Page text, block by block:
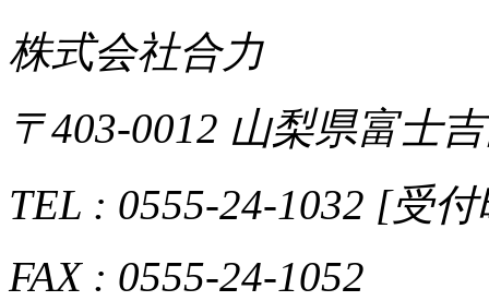
株式会社合力
〒403-0012 山梨県富士
TEL : 0555-24-1032 [受
FAX : 0555-24-1052